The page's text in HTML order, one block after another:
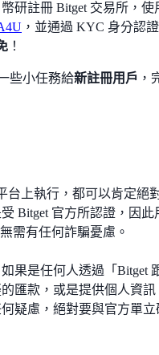
研註冊 Bitget 交易所，使
，並通過 KYC 身分認
！
些小任務給新註冊用戶 ，
台上執行，都可以肯定絕
Bitget 官方所認證，因此
需有任何詐騙憂慮。
果是任何人透過「Bitget
匯款，或是提供個人資訊
疑慮，絕對要與官方單立